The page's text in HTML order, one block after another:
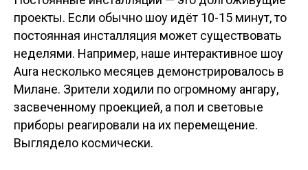
проекты. Если обычно шоу идёт 10-15 минут, то
постоянная инсталляция может существовать
неделями. Например, наше интерактивное шоу
Aura несколько месяцев демонстрировалось в
Милане. Зрители ходили по огромному ангару,
засвеченному проекцией, а пол и световые
приборы реагировали на их перемещение.
Выглядело космически.